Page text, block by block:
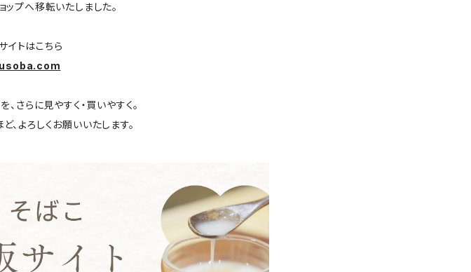
プへ移転いたしました。
イトはこちら
、さらに見やすく・買いやすく。
よろしくお願いいたします。